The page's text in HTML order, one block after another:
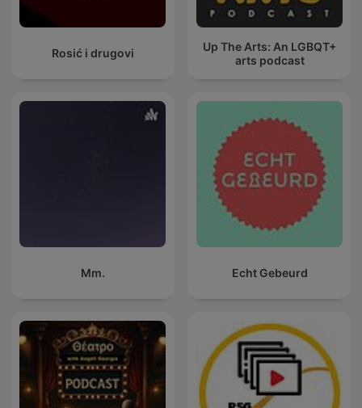
Rosić i drugovi
Up The Arts: An LGBQT+
arts podcast
Mm. Echt Gebeurd